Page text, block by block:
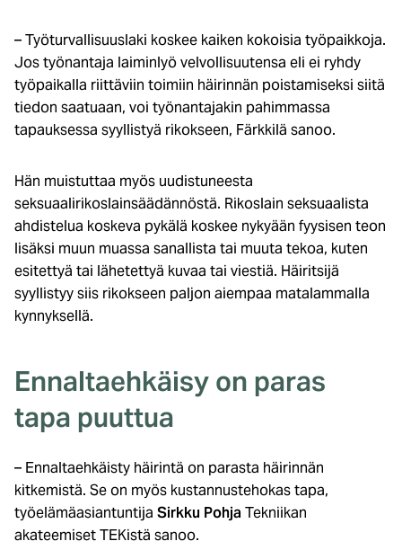
– Työturvallisuuslaki koskee kaiken kokoisia työpaikkoja.
Jos työnantaja laiminlyö velvollisuutensa eli ei ryhdy
työpaikalla riittäviin toimiin häirinnän poistamiseksi siitä
tiedon saatuaan, voi työnantajakin pahimmassa
tapauksessa syyllistyä rikokseen, Färkkilä sanoo.
Hän muistuttaa myös uudistuneesta
seksuaalirikoslainsäädännöstä. Rikoslain seksuaalista
ahdistelua koskeva pykälä koskee nykyään fyysisen teon
lisäksi muun muassa sanallista tai muuta tekoa, kuten
esitettyä tai lähetettyä kuvaa tai viestiä. Häiritsijä
syyllistyy siis rikokseen paljon aiempaa matalammalla
kynnyksellä.
Ennaltaehkäisy on paras
tapa puuttua
– Ennaltaehkäisty häirintä on parasta häirinnän
kitkemistä. Se on myös kustannustehokas tapa,
työelämäasiantuntija Sirkku Pohja Tekniikan
akateemiset TEKistä sanoo.